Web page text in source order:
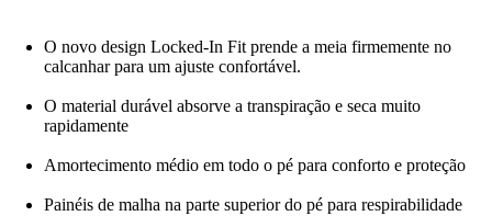
O novo design Locked-In Fit prende a meia firmemente no
calcanhar para um ajuste confortável.
O material durável absorve a transpiração e seca muito
rapidamente
Amortecimento médio em todo o pé para conforto e proteção
Painéis de malha na parte superior do pé para respirabilidade